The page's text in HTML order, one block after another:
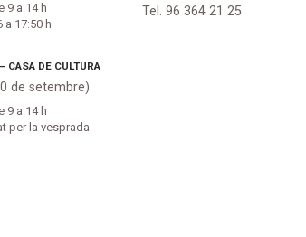
9 a 14 h
a 17:50 h
CASA DE CULTURA
de setembre)
9 a 14 h
per la vesprada
Tel. 96 364 21 25